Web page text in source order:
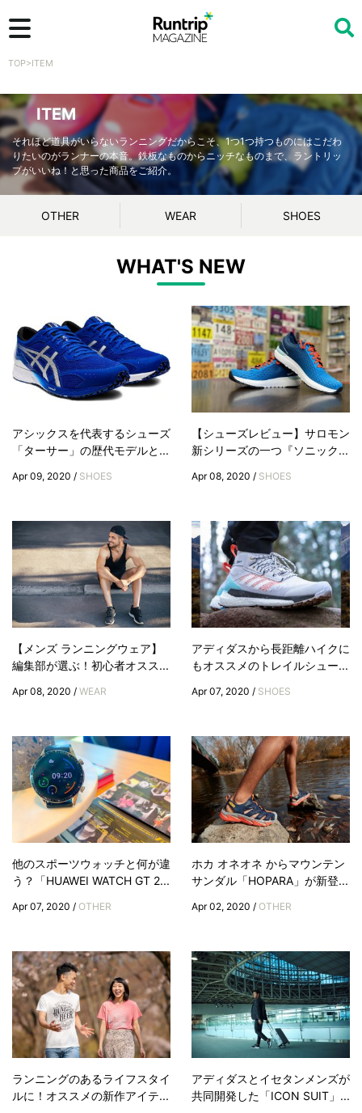
TOP>ITEM
ITEM
それほど道具がいらないランニングだからこそ、1つ1つ持つものにはこだわ
りたいのがランナーの本音。鉄板なものからニッチなものまで、ラントリッ
プがいいね！と思った商品をご紹介。
OTHER WEAR SHOES
WHAT'S NEW
アシックスを代表するシューズ
「ターサー」の歴代モデルと...
Apr 09, 2020 / SHOES
【シューズレビュー】サロモン
新シリーズの一つ『ソニック...
Apr 08, 2020 / SHOES
【メンズ ランニングウェア】
編集部が選ぶ！初心者オスス...
Apr 08, 2020 / WEAR
アディダスから長距離ハイクに
もオススメのトレイルシュー...
Apr 07, 2020 / SHOES
他のスポーツウォッチと何が違
う？「HUAWEI WATCH GT 2...
Apr 07, 2020 / OTHER
ホカ オネオネ からマウンテン
サンダル「HOPARA」が新登...
Apr 02, 2020 / OTHER
ランニングのあるライフスタイ
ルに！オススメの新作アイテ...
アディダスとイセタンメンズが
共同開発した「ICON SUIT」...